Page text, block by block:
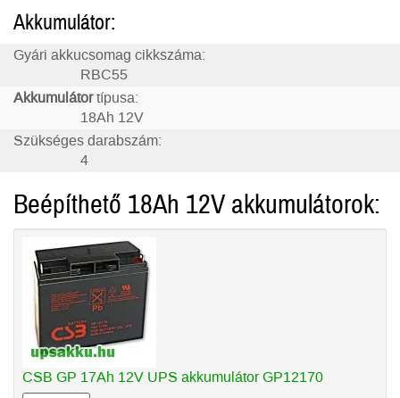
Akkumulátor:
Gyári akkucsomag cikkszáma:
RBC55
Akkumulátortípusa:
18Ah 12V
Szükséges darabszám:
4
Beépíthető 18Ah 12V akkumulátorok:
CSB GP 17Ah 12V UPS akkumulátor GP12170